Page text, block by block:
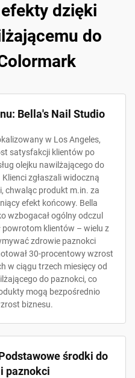
dzięki
do
Bella's Nail Studio
w Los Angeles,
satysfakcji klientów po
olejku nawilżającego do
zgłaszali widoczną
chwaląc produkt m.in. za
efekt końcowy. Bella
wzbogacał ogólny odczul
powrotom klientów – wielu z
zdrowie paznokci
30-procentowy wzrost
w ciągu trzech miesięcy od
do paznokci, co
mogą bezpośrednio
biznesu.
środki do
paznokci